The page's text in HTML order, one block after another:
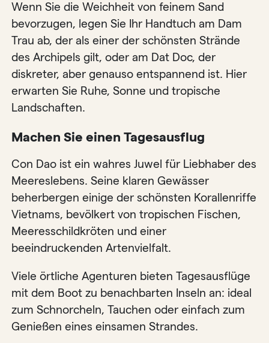
Wenn Sie die Weichheit von feinem Sand
bevorzugen, legen Sie Ihr Handtuch am Dam
Trau ab, der als einer der schönsten Strände
des Archipels gilt, oder am Dat Doc, der
diskreter, aber genauso entspannend ist. Hier
erwarten Sie Ruhe, Sonne und tropische
Landschaften.
Machen Sie einen Tagesausflug
Con Dao ist ein wahres Juwel für Liebhaber des
Meereslebens. Seine klaren Gewässer
beherbergen einige der schönsten Korallenriffe
Vietnams, bevölkert von tropischen Fischen,
Meeresschildkröten und einer
beeindruckenden Artenvielfalt.
Viele örtliche Agenturen bieten Tagesausflüge
mit dem Boot zu benachbarten Inseln an: ideal
zum Schnorcheln, Tauchen oder einfach zum
Genießen eines einsamen Strandes.